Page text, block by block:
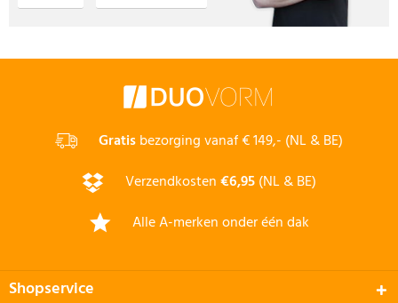
Gratisbezorging vanaf € 149,- (NL & BE)
Verzendkosten€6,95(NL & BE)
Alle A-merken onder één dak
Shopservice